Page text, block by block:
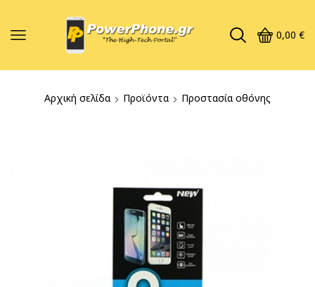
0,00 €
Αρχική σελίδα Προϊόντα Προστασία οθόνης